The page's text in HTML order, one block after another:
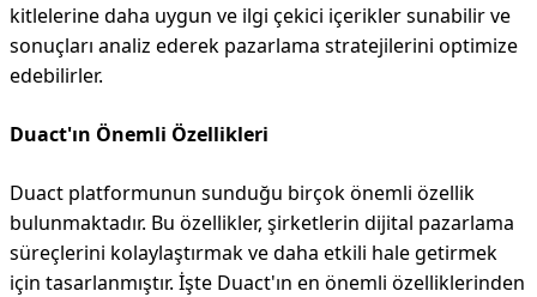
kitlelerine daha uygun ve ilgi çekici içerikler sunabilir ve
sonuçları analiz ederek pazarlama stratejilerini optimize
edebilirler.
Duact'ın Önemli Özellikleri
Duact platformunun sunduğu birçok önemli özellik
bulunmaktadır. Bu özellikler, şirketlerin dijital pazarlama
süreçlerini kolaylaştırmak ve daha etkili hale getirmek
için tasarlanmıştır. İşte Duact'ın en önemli özelliklerinden